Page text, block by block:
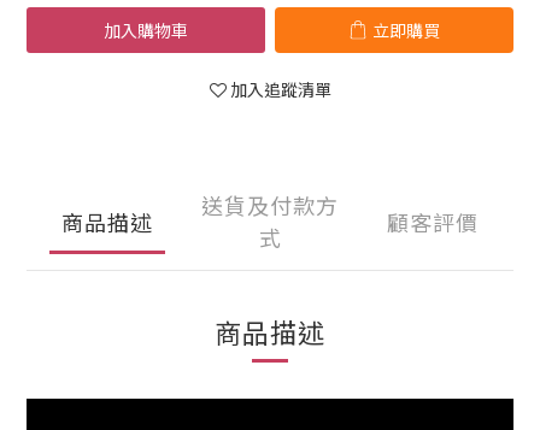
加入購物車 立即購買
加入追蹤清單
商品描述
送貨及付款方
式
顧客評價
商品描述